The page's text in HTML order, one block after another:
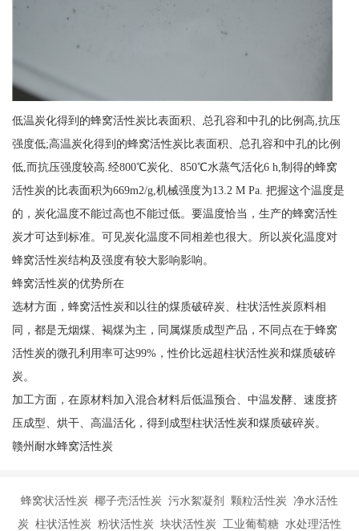
低温炭化得到的蜂窝活性炭比表面积、总孔容和中孔的比例高,抗压
强度低;高温炭化得到的蜂窝活性炭比表面积、总孔容和中孔的比例
低,而抗压强度较高.经800℃炭化、850℃水蒸气活化6 h,制得的蜂窝
活性炭的比表面积为669m2/g,机械强度为13.2 M Pa. 把握这个温度是
的，炭化温度不能过高也不能过低。要温度恰当，生产的蜂窝活性
炭才可达到标准。可见炭化温度不同相差也很大。所以炭化温度对
蜂窝活性炭结构及强度有较大影响影响。
蜂窝活性炭的优势所在
选材方面，蜂窝活性炭和以往的煤质破碎炭、柱状活性炭原料相
同，都是无烟煤、褐煤为主，同属煤质成型产品，不同点在于蜂窝
活性炭的微孔利用率可达99%，性价比远超柱状活性炭和煤质破碎
炭。
加工方面，在原材料加入混合材料后低温预合、中温发酵、速度挤
压成型、烘干、高温活化，得到成型柱状活性炭和煤质破碎炭。
赣州耐水蜂窝活性炭
蜂窝状活性炭 椰子壳活性炭 污水絮凝剂 颗粒活性炭 净水活性
炭 柱状活性炭 粉状活性炭 块状活性炭 工业葡萄糖 水处理活性